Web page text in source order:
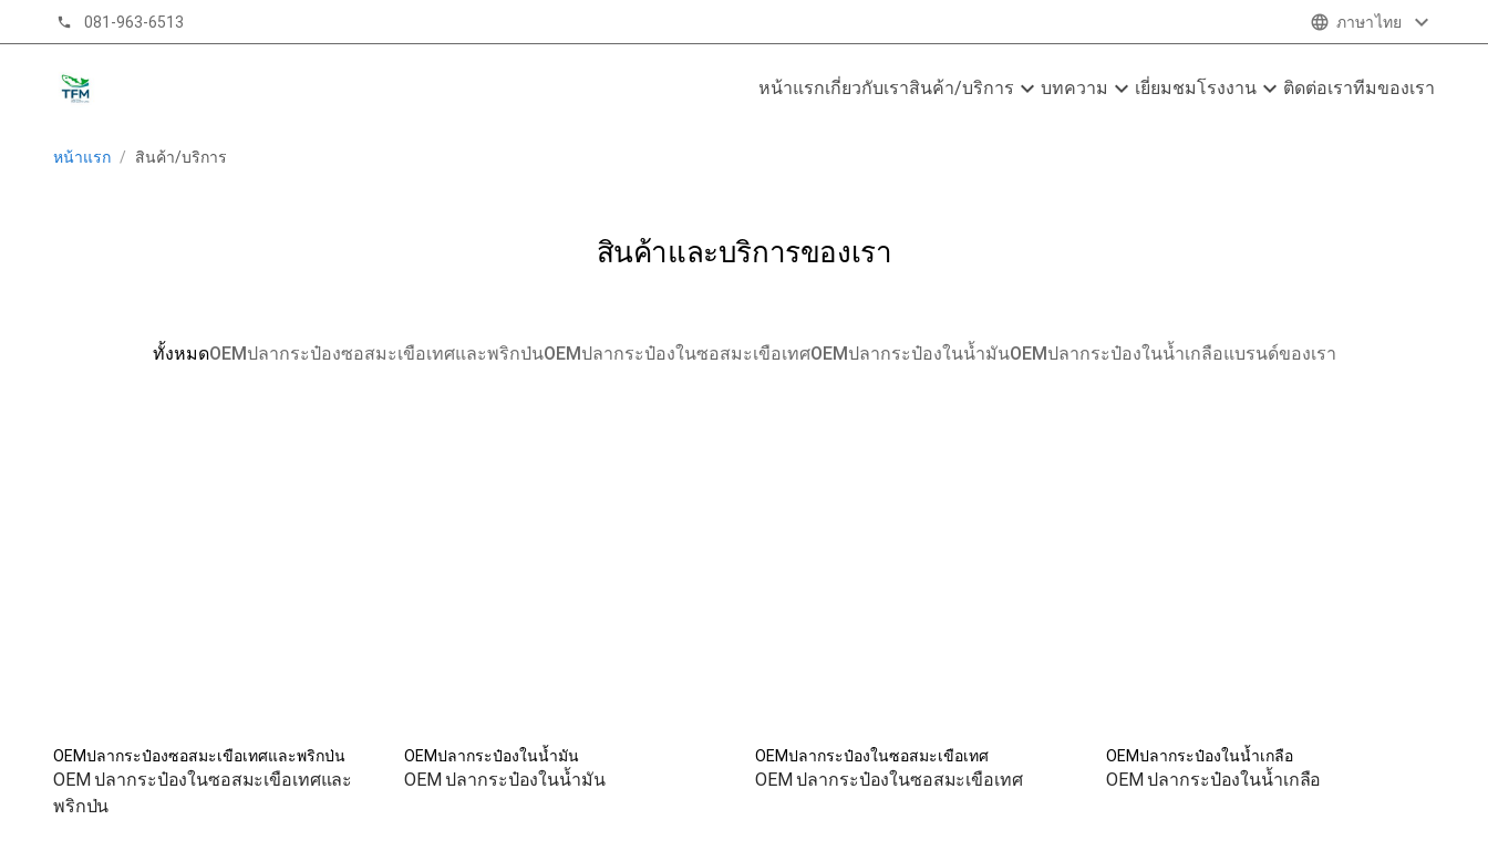
phone 081-963-6513 language ภาษาไทย expand_more
หน้าแรกเกี่ยวกับเราสินค้า/บริการ expand_more บทความ expand_more เยี่ยมชมโรงงาน expand_more ติดต่อเราทีมของเรา
หน้าแรก / สินค้า/บริการ
สินค้าและบริการของเรา
ทั้งหมดOEMปลากระป๋องซอสมะเขือเทศและพริกป่นOEMปลากระป๋องในซอสมะเขือเทศOEMปลากระป๋องในน้ำมันOEMปลากระป๋องในน้ำเกลือแบรนด์ของเรา
OEMปลากระป๋องซอสมะเขือเทศและพริกป่น
OEM ปลากระป๋องในซอสมะเขือเทศและ
พริกป่น
OEMปลากระป๋องในน้ำมัน
OEM ปลากระป๋องในน้ำมัน
OEMปลากระป๋องในซอสมะเขือเทศ
OEM ปลากระป๋องในซอสมะเขือเทศ
OEMปลากระป๋องในน้ำเกลือ
OEM ปลากระป๋องในน้ำเกลือ